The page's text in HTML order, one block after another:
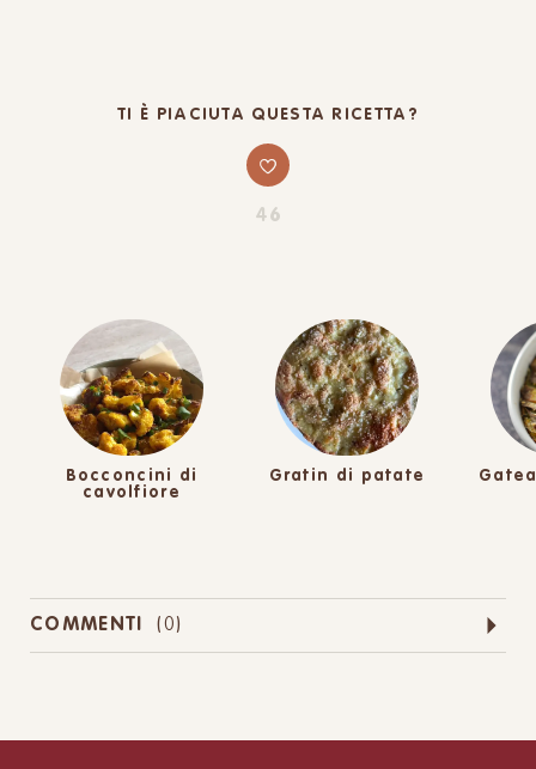
TI È PIACIUTA QUESTA RICETTA?
46
Bocconcini di
cavolfiore
Gratin di patate
COMMENTI (0)